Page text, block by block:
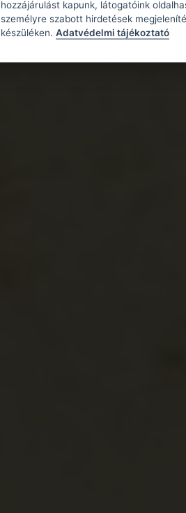
hozzájárulást kapunk, látogatóink
személyre szabott hirdetések
készüléken. Adatvédelmi tájékoztató